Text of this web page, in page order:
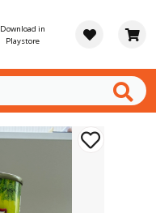
Download in
Playstore